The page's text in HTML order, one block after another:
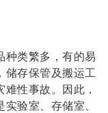
种类繁多，有的易
储存保管及搬运工
性事故。因此，
验室、存储室、